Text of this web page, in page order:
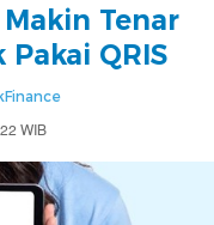
Tenar
QRIS
WIB